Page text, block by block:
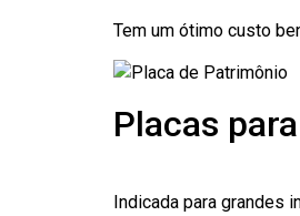
Tem um ótimo custo
Placas
Indicada para grandes